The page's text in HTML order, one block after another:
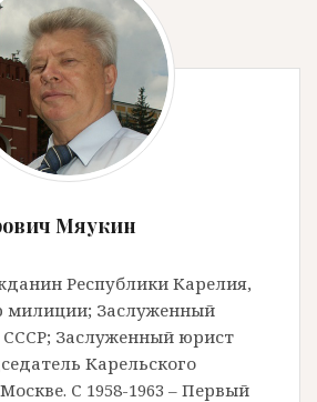
Мяукин
Республики Карелия,
милиции; Заслуженный
Заслуженный юрист
Карельского
С 1958-1963 – Первый